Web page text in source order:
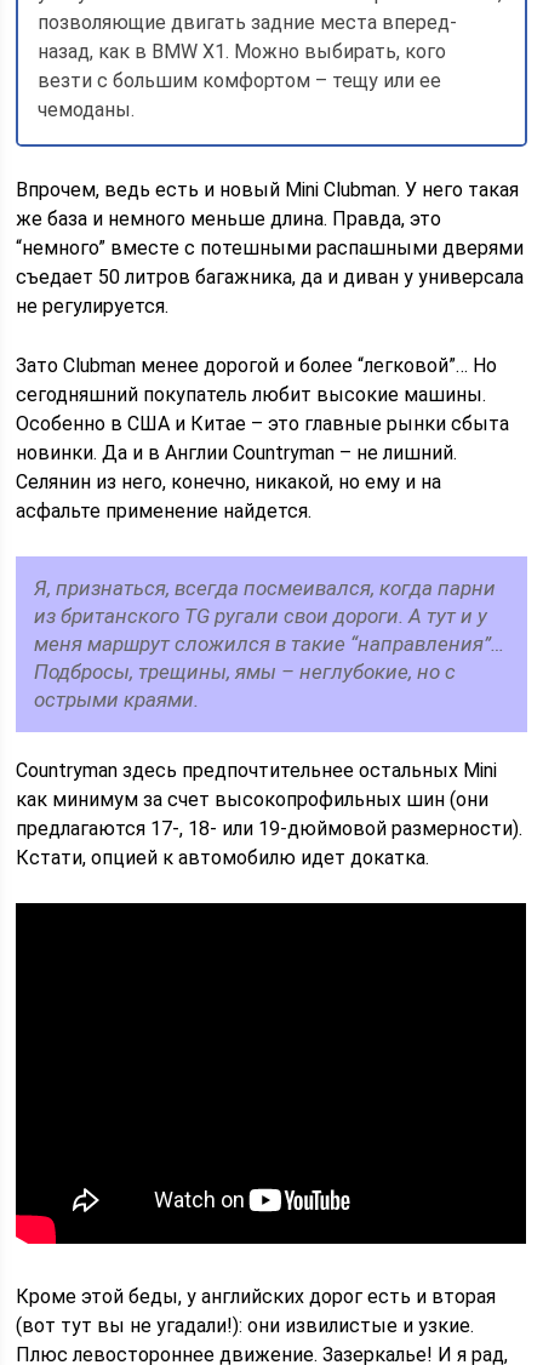
позволяющие двигать з­адние места вперед-
назад, как в BMW X1. Можно выбирать, кого
везти с большим комфортом – тещу или ее
чемоданы.
Впрочем, ведь есть и новый Mini Clubman. У него такая
же база и немного меньше длина. Правда, это
“немного” вместе с потешными распашными дверями
съедает 50 литров багажника, да и диван у универсала
не регулируется.
Зато Clubman менее дорогой и более “легковой”… Но
сегодняшний покупатель любит высокие машины.
Особенно в США и Китае – это главные рынки сбыта
новинки. Да и в Англии Countryman – не лишний.
Селянин из него, конечно, никакой, но ему и на
асфальте применение найдется.
Я, признаться, всегда посмеивался, когда парни
из британского TG ругали свои дороги. А тут и у
меня маршрут сложился в такие “направления”…
Подбросы, трещины, ямы – неглубокие, но с
острыми краями.
Countryman здесь предпочтительнее остальных Mini
как минимум за счет высокопрофильных шин (они
предлагаются 17-, 18- или 19-дюймовой размерности).
Кстати, опцией к автомобилю идет докатка.
Кроме этой беды, у английских дорог есть и вторая
(вот тут вы не угадали!): они извилистые и узкие.
Плюс левостороннее движение. Зазеркалье! И я рад,